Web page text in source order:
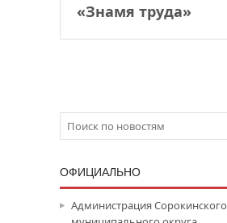
«Знамя труда»
ОФИЦИАЛЬНО
Администрация Сорокинского